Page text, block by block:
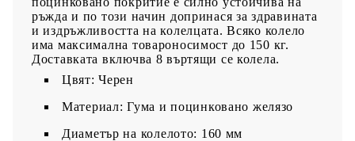
ръжда и по този начин допринася за здравината
и издръжливостта на колелцата. Всяко колело
има максимална товароносимост до 150 кг.
Доставката включва 8 въртящи се колела.
Цвят: Черен
Материал: Гума и поцинковано желязо
Диаметър на колелото: 160 мм